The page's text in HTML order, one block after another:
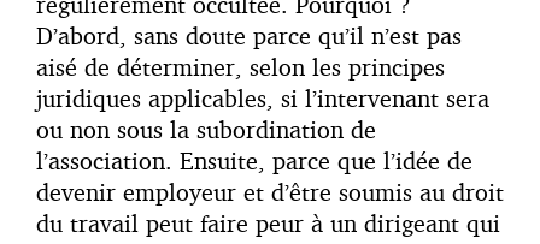
D’abord, sans doute parce qu’il n’est pas
aisé de déterminer, selon les principes
juridiques applicables, si l’intervenant sera
ou non sous la subordination de
l’association. Ensuite, parce que l’idée de
devenir employeur et d’être soumis au droit
du travail peut faire peur à un dirigeant qui